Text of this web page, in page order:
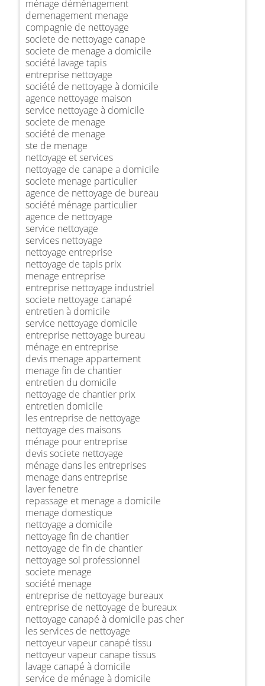
ménage déménagement
demenagement menage
compagnie de nettoyage
societe de nettoyage canape
societe de menage a domicile
société lavage tapis
entreprise nettoyage
société de nettoyage à domicile
agence nettoyage maison
service nettoyage à domicile
societe de menage
société de menage
ste de menage
nettoyage et services
nettoyage de canape a domicile
societe menage particulier
agence de nettoyage de bureau
société ménage particulier
agence de nettoyage
service nettoyage
services nettoyage
nettoyage entreprise
nettoyage de tapis prix
menage entreprise
entreprise nettoyage industriel
societe nettoyage canapé
entretien à domicile
service nettoyage domicile
entreprise nettoyage bureau
ménage en entreprise
devis menage appartement
menage fin de chantier
entretien du domicile
nettoyage de chantier prix
entretien domicile
les entreprise de nettoyage
nettoyage des maisons
ménage pour entreprise
devis societe nettoyage
ménage dans les entreprises
menage dans entreprise
laver fenetre
repassage et menage a domicile
menage domestique
nettoyage a domicile
nettoyage fin de chantier
nettoyage de fin de chantier
nettoyage sol professionnel
societe menage
société menage
entreprise de nettoyage bureaux
entreprise de nettoyage de bureaux
nettoyage canapé à domicile pas cher
les services de nettoyage
nettoyeur vapeur canapé tissu
nettoyeur vapeur canape tissus
lavage canapé à domicile
service de ménage à domicile